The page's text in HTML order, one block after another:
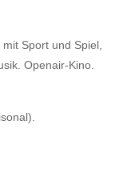
Sport und Spiel,
Openair-Kino.